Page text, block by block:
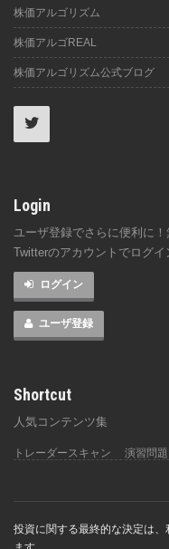
株価アルゴリズム
株価アルゴREAL
株価アルゴリズム公式ブログ
Login
ユーザ登録でさらに便利に
Twitterのアカウントでログイ
ログイン
ユーザ登録
Shortcut
人気コンテンツ集
トレーダースキャン 演習問題
投資に関する最終的な決定は